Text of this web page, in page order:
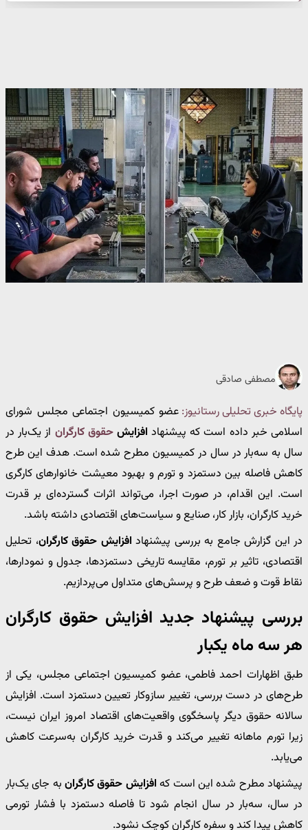
مصطفی صادقی
پایگاه خبری تحلیلی رستانیوز: عضو کمیسیون اجتماعی مجلس شورای
اسلامی خبر داده است که پیشنهاد افزایشحقوق کارگران از یک‌بار در
سال به سه‌بار در سال در کمیسیون مطرح شده است. هدف این طرح
کاهش فاصله بین دستمزد و تورم و بهبود معیشت خانوارهای کارگری
است. این اقدام، در صورت اجرا، می‌تواند اثرات گسترده‌ای بر قدرت
خرید کارگران، بازار کار، صنایع و سیاست‌های اقتصادی داشته باشد.
در این گزارش جامع به بررسی پیشنهاد افزایش حقوق کارگران، تحلیل
اقتصادی، تاثیر بر تورم، مقایسه تاریخی دستمزدها، جدول و نمودارها،
نقاط قوت و ضعف طرح و پرسش‌های متداول می‌پردازیم.
بررسی پیشنهاد جدید افزایش حقوق کارگران
هر سه ماه یکبار
طبق اظهارات احمد فاطمی، عضو کمیسیون اجتماعی مجلس، یکی از
طرح‌های در دست بررسی، تغییر سازوکار تعیین دستمزد است. افزایش
سالانه حقوق دیگر پاسخگوی واقعیت‌های اقتصاد امروز ایران نیست،
زیرا تورم ماهانه تغییر می‌کند و قدرت خرید کارگران به‌سرعت کاهش
می‌یابد.
پیشنهاد مطرح شده این است که افزایش حقوق کارگرانبه جای یک‌بار
در سال، سه‌بار در سال انجام شود تا فاصله دستمزد با فشار تورمی
کاهش پیدا کند و سفره کارگران کوچک نشود.